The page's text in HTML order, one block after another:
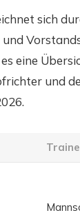
sich
eine
und